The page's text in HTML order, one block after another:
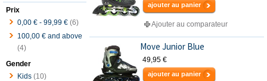
ajouter au panier
Ajouter au comparateur
Move Junior Blue
49,95 €
ajouter au panier
Prix
0,00 € - 99,99 € (6)
100,00 € and above
(4)
Gender
Kids (10)